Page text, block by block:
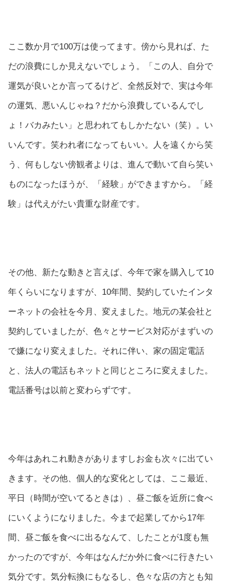
ここ数か月で100万は使ってます。傍から見れば、た
だの浪費にしか見えないでしょう。「この人、自分で
運気が良いとか言ってるけど、全然反対で、実は今年
の運気、悪いんじゃね？だから浪費しているんでし
ょ！バカみたい」と思われてもしかたない（笑）。い
いんです。笑われ者になってもいい。人を遠くから笑
う、何もしない傍観者よりは、進んで動いて自ら笑い
ものになったほうが、「経験」ができますから。「経
験」は代えがたい貴重な財産です。
その他、新たな動きと言えば、今年で家を購入して10
年くらいになりますが、10年間、契約していたインタ
ーネットの会社を今月、変えました。地元の某会社と
契約していましたが、色々とサービス対応がまずいの
で嫌になり変えました。それに伴い、家の固定電話
と、法人の電話もネットと同じところに変えました。
電話番号は以前と変わらずです。
今年はあれこれ動きがありますしお金も次々に出てい
きます。その他、個人的な変化としては、ここ最近、
平日（時間が空いてるときは）、昼ご飯を近所に食べ
にいくようになりました。今まで起業してから17年
間、昼ご飯を食べに出るなんて、したことが1度も無
かったのですが、今年はなんだか外に食べに行きたい
気分です。気分転換にもなるし、色々な店の方とも知